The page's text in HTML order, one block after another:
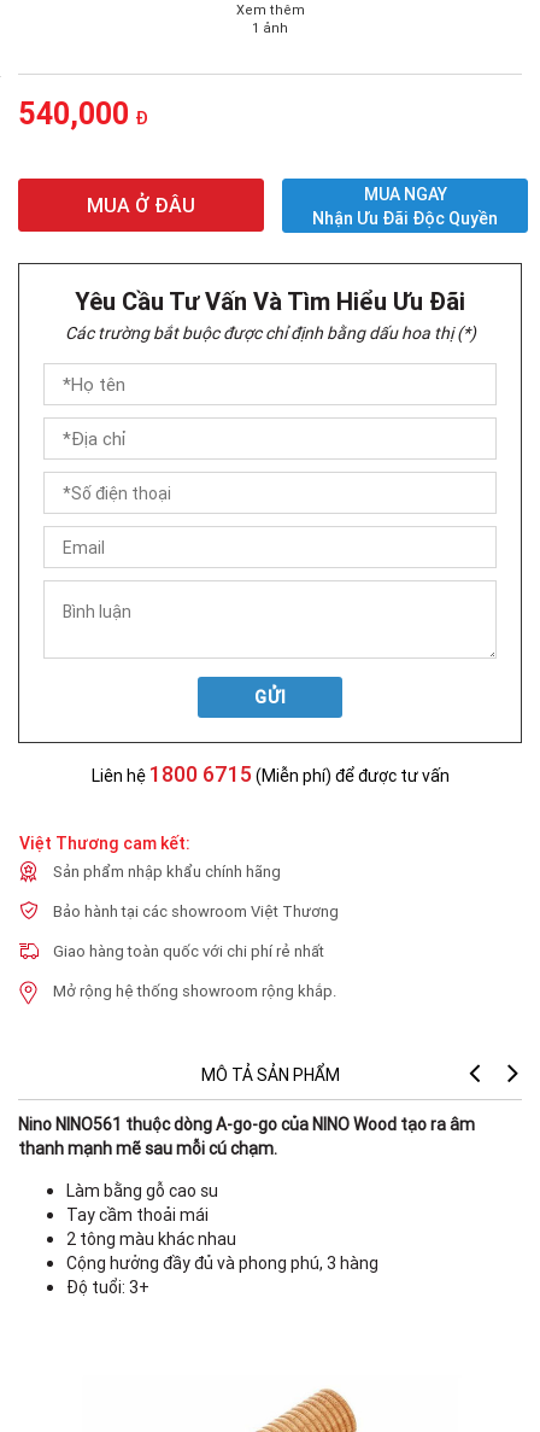
Xem thêm
1 ảnh
540,000 Đ
MUA Ở ĐÂU
MUA NGAY
Nhận Ưu Đãi Độc Quyền
Yêu Cầu Tư Vấn Và Tìm Hiểu Ưu Đãi
Các trường bắt buộc được chỉ định bằng dấu hoa thị (*)
GỬI
Liên hệ 1800 6715 (Miễn phí) để được tư vấn
Việt Thương cam kết:
Sản phẩm nhập khẩu chính hãng
Bảo hành tại các showroom Việt Thương
Giao hàng toàn quốc với chi phí rẻ nhất
Mở rộng hệ thống showroom rộng khắp.
MÔ TẢ SẢN PHẨM
Nino NINO561 thuộc dòng A-go-go của NINO Wood tạo ra âm
thanh mạnh mẽ sau mỗi cú chạm.
Làm bằng gỗ cao su
Tay cầm thoải mái
2 tông màu khác nhau
Cộng hưởng đầy đủ và phong phú, 3 hàng
Độ tuổi: 3+